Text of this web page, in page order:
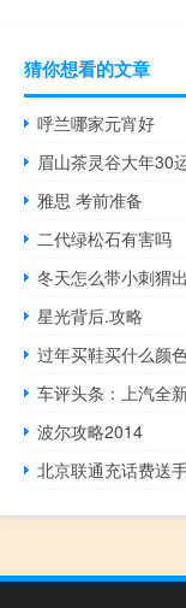
猜你想看的文章
呼兰哪家元宵好
眉山茶灵谷大年30
雅思 考前准备
二代绿松石有害吗
冬天怎么带小刺猬
星光背后.攻略
过年买鞋买什么颜
车评头条：上汽全
波尔攻略2014
北京联通充话费送